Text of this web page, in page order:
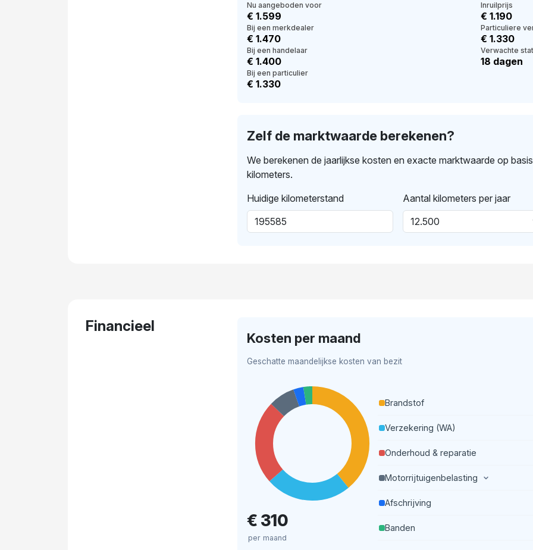
Nu aangeboden voor
€ 1.599
Bij een merkdealer
€ 1.470
Bij een handelaar
€ 1.400
Bij een particulier
€ 1.330
Inruilprijs
€ 1.190
Particuliere
€ 1.330
Verwachte
18 dagen
Zelf de marktwaarde berekenen?
We berekenen de jaarlijkse kosten en exacte marktwaarde op
kilometers.
Huidige kilometerstand
Aantal kilometers per jaar
Financieel
Kosten per maand
Geschatte maandelijkse kosten van bezit
€ 310
per maand
Brandstof
Verzekering (WA)
Onderhoud & reparatie
Motorrijtuigenbelasting
Afschrijving
Banden